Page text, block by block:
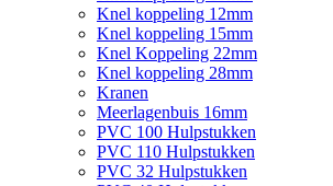
Knel koppeling 12mm
Knel koppeling 15mm
Knel Koppeling 22mm
Knel koppeling 28mm
Kranen
Meerlagenbuis 16mm
PVC 100 Hulpstukken
PVC 110 Hulpstukken
PVC 32 Hulpstukken